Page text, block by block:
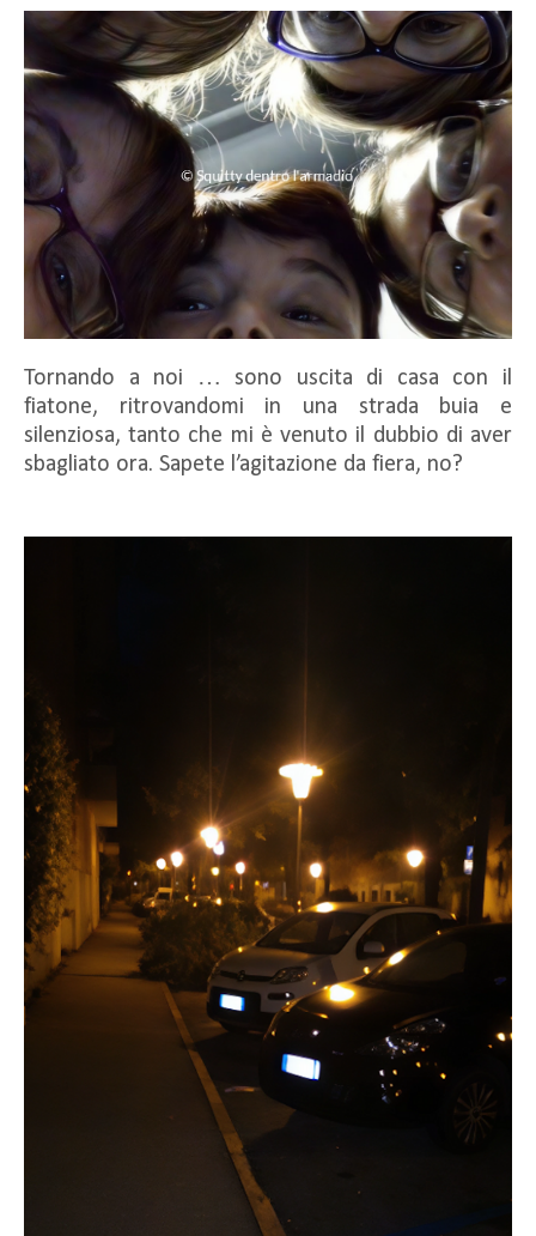
Tornando a noi … sono uscita di casa con il
fiatone, ritrovandomi in una strada buia e
silenziosa, tanto che mi è venuto il dubbio di aver
sbagliato ora. Sapete l’agitazione da fiera, no?